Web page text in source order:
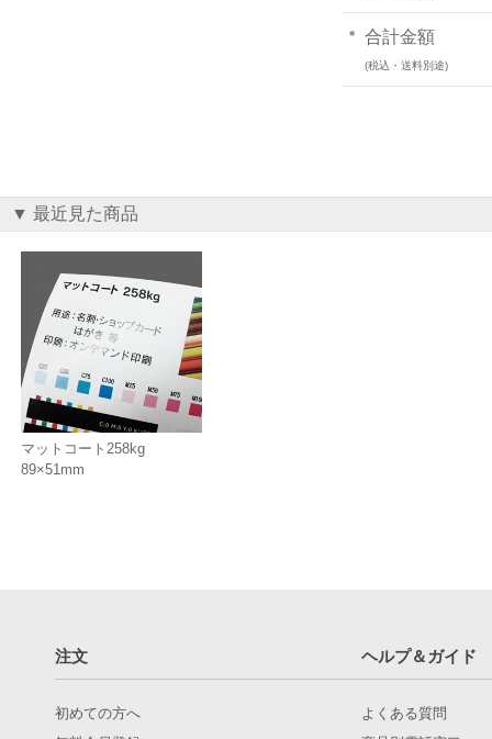
合計金額
(税込・送料別途)
▼ 最近見た商品
マットコート258kg
89×51mm
注文 ヘルプ＆ガイド
初めての方へ
よくある質問